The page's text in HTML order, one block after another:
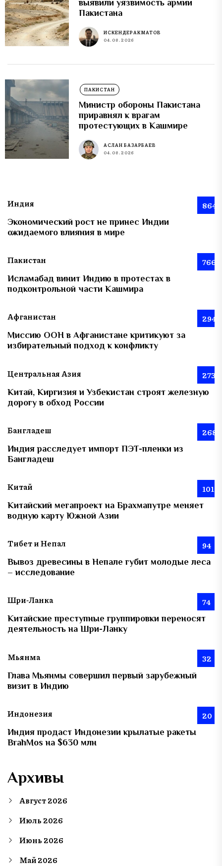
выявили уязвимость армии
Пакистана
ИСКЕНДЕР АКМАТОВ
04.08.2026
ПАКИСТАН
Министр обороны Пакистана
приравнял к врагам
протестующих в Кашмире
АСЛАН БАЗАРБАЕВ
04.08.2026
Индия 864
Экономический рост не принес Индии
ожидаемого влияния в мире
Пакистан 766
Исламабад винит Индию в протестах в
подконтрольной части Кашмира
Афганистан 294
Миссию ООН в Афганистане критикуют за
избирательный подход к конфликту
Центральная Азия 273
Китай, Киргизия и Узбекистан строят железную
дорогу в обход России
Бангладеш 268
Индия расследует импорт ПЭТ-пленки из
Бангладеш
Китай 101
Китайский мегапроект на Брахмапутре меняет
водную карту Южной Азии
Тибет и Непал 94
Вывоз древесины в Непале губит молодые леса
– исследование
Шри-Ланка 74
Китайские преступные группировки переносят
деятельность на Шри-Ланку
Мьянма 32
Глава Мьянмы совершил первый зарубежный
визит в Индию
Индонезия 20
Индия продаст Индонезии крылатые ракеты
BrahMos на $630 млн
Архивы
Август 2026
Июль 2026
Июнь 2026
Май 2026